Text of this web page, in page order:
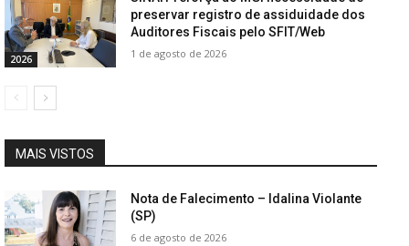
2026
preservar registro de assiduidade dos
Auditores Fiscais pelo SFIT/Web
1 de agosto de 2026
MAIS VISTOS
Nota de Falecimento – Idalina Violante
(SP)
6 de agosto de 2026